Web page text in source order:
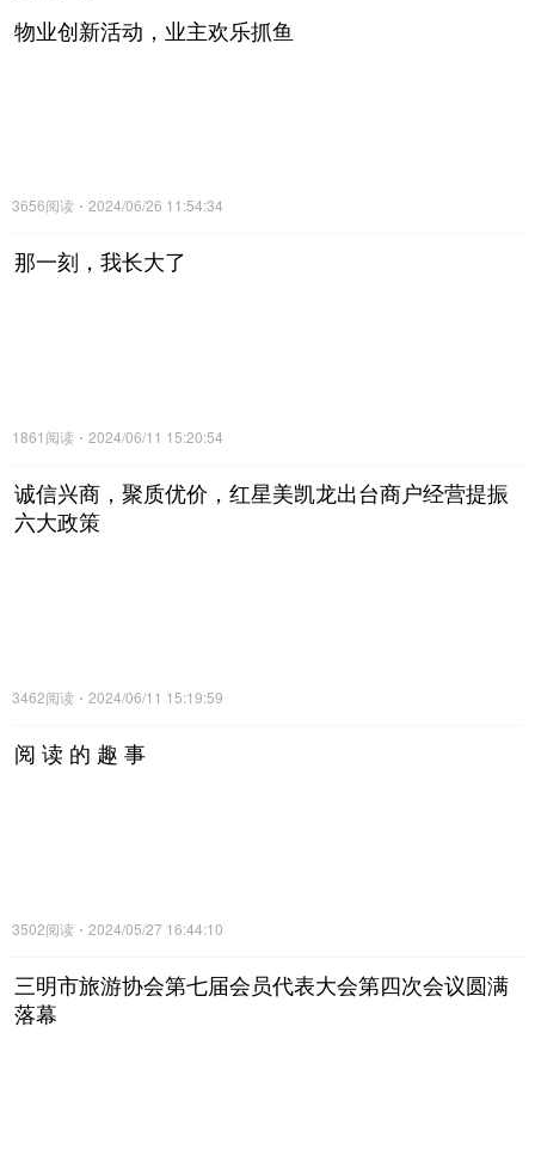
物业创新活动，业主欢乐抓鱼
3656阅读 2024/06/26 11:54:34
那一刻，我长大了
1861阅读 2024/06/11 15:20:54
诚信兴商，聚质优价，红星美凯龙出台商户经营提振
六大政策
3462阅读 2024/06/11 15:19:59
阅 读 的 趣 事
3502阅读 2024/05/27 16:44:10
三明市旅游协会第七届会员代表大会第四次会议圆满
落幕